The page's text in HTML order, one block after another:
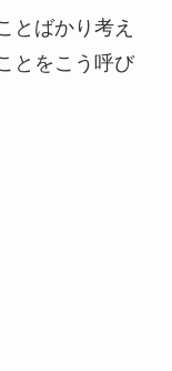
とばかり考え
とをこう呼び